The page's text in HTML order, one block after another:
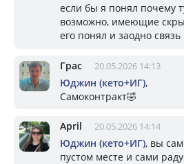
если бы я понял почему
возможно, имеющие
его понял и заодно
Грас 20.05.2026 14:13
Юджин (кето+ИГ),
Самоконтракт🤣
April 20.05.2026 14:14
Юджин (кето+ИГ), вы
пустом месте и сами